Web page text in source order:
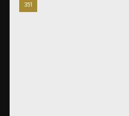
351